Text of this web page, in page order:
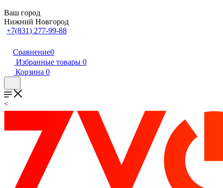
Ваш город
Нижний Новгород
+7(831) 277-99-88
Сравнение0
Избранные товары 0
Корзина 0
<